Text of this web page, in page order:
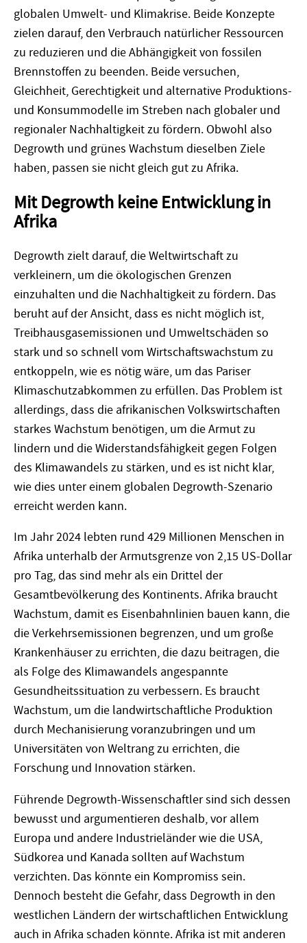
globalen Umwelt- und Klimakrise. Beide Konzepte
zielen darauf, den Verbrauch natürlicher Ressourcen
zu reduzieren und die Abhängigkeit von fossilen
Brennstoffen zu beenden. Beide versuchen,
Gleichheit, Gerechtigkeit und alternative Produktions-
und Konsummodelle im Streben nach globaler und
regionaler Nachhaltigkeit zu fördern. Obwohl also
Degrowth und grünes Wachstum dieselben Ziele
haben, passen sie nicht gleich gut zu Afrika.
Mit Degrowth keine Entwicklung in
Afrika
Degrowth zielt darauf, die Weltwirtschaft zu
verkleinern, um die ökologischen Grenzen
einzuhalten und die Nachhaltigkeit zu fördern. Das
beruht auf der Ansicht, dass es nicht möglich ist,
Treibhausgasemissionen und Umweltschäden so
stark und so schnell vom Wirtschaftswachstum zu
entkoppeln, wie es nötig wäre, um das Pariser
Klimaschutzabkommen zu erfüllen. Das Problem ist
allerdings, dass die afrikanischen Volkswirtschaften
starkes Wachstum benötigen, um die Armut zu
lindern und die Widerstandsfähigkeit gegen Folgen
des Klimawandels zu stärken, und es ist nicht klar,
wie dies unter einem globalen Degrowth-Szenario
erreicht werden kann.
Im Jahr 2024 lebten rund 429 Millionen Menschen in
Afrika unterhalb der Armutsgrenze von 2,15 US-Dollar
pro Tag, das sind mehr als ein Drittel der
Gesamtbevölkerung des Kontinents. Afrika braucht
Wachstum, damit es Eisenbahnlinien bauen kann, die
die Verkehrsemissionen begrenzen, und um große
Krankenhäuser zu errichten, die dazu beitragen, die
als Folge des Klimawandels angespannte
Gesundheitssituation zu verbessern. Es braucht
Wachstum, um die landwirtschaftliche Produktion
durch Mechanisierung voranzubringen und um
Universitäten von Weltrang zu errichten, die
Forschung und Innovation stärken.
Führende Degrowth-Wissenschaftler sind sich dessen
bewusst und argumentieren deshalb, vor allem
Europa und andere Industrieländer wie die USA,
Südkorea und Kanada sollten auf Wachstum
verzichten. Das könnte ein Kompromiss sein.
Dennoch besteht die Gefahr, dass Degrowth in den
westlichen Ländern der wirtschaftlichen Entwicklung
auch in Afrika schaden könnte. Afrika ist mit anderen